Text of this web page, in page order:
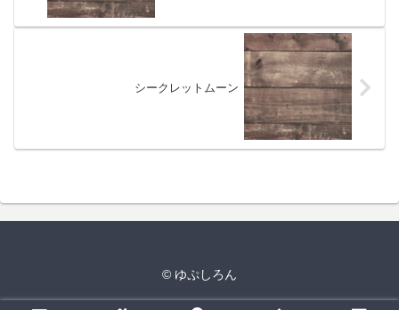
シークレットムーン
© ゆぷしろん